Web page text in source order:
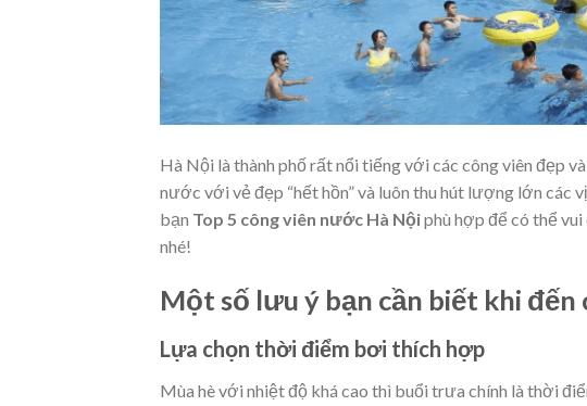
Hà Nội là thành phố rất nổi tiếng với các công viên đẹp
nước với vẻ đẹp “hết hồn” và luôn thu hút lượng lớn các
bạn Top 5 công viên nước Hà Nộiphù hợp để có thể
nhé!
Một số lưu ý bạn cần biết khi
Lựa chọn thời điểm bơi thích hợp
Mùa hè với nhiệt độ khá cao thì buổi trưa chính là thời